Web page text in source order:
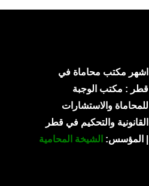
اشهر مكتب محاماة في
قطر : مكتب الوجبة
للمحاماة والاستشارات
القانونية والتحكيم في قطر
| المؤسس: الشيخة المحامية